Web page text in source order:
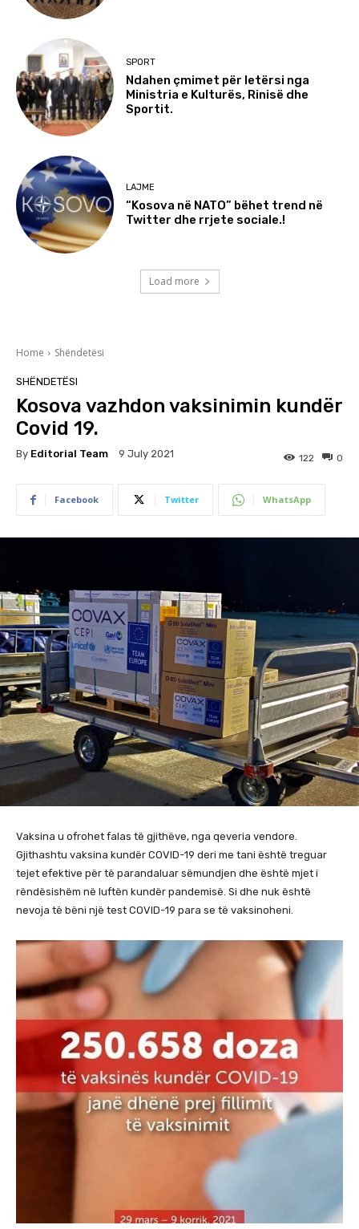
SPORT
Ndahen çmimet për letërsi nga
Ministria e Kulturës, Rinisë dhe
Sportit.
LAJME
“Kosova në NATO” bëhet trend në
Twitter dhe rrjete sociale.!
Load more